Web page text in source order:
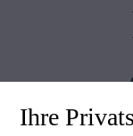
Ihre